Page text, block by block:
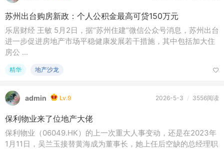
苏州出台购房新政：个人公积金最高可贷150万元
乐居财经 王敏 5月2日，据“苏州住建”微信公众号消息，苏州出台
进一步促进房地产市场平稳健康发展若干措施，其中包括加大住
房公 ...
精华 地产沙龙
admin Lv.9 2026-5-3 / 3556阅读
保利物业来了位地产大佬
保利物业（06049.HK）的上一次重大人事变动，还是在2023年
1月11日，吴兰玉接替黄海成为董事长，她上任后空缺的总经理职